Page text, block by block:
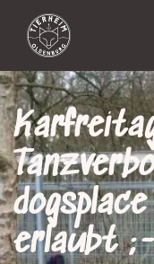
erlaubt